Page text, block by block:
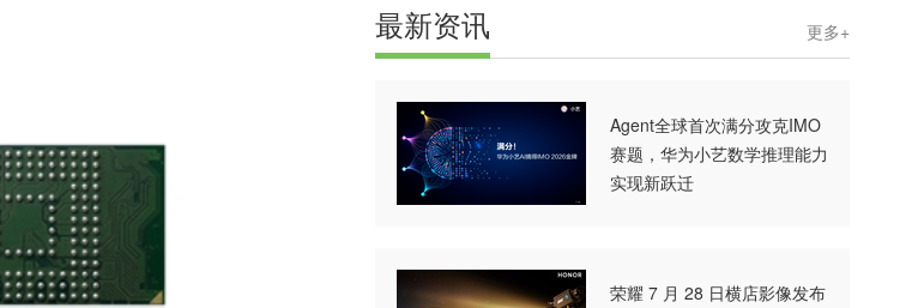
最新资讯 更多+
Agent全球首次满分攻克IMO
赛题，华为小艺数学推理能力
实现新跃迁
荣耀 7 月 28 日横店影像发布